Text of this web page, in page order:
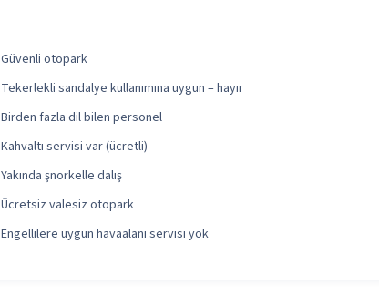
Güvenli otopark
Tekerlekli sandalye kullanımına uygun – hayır
Birden fazla dil bilen personel
Kahvaltı servisi var (ücretli)
Yakında şnorkelle dalış
Ücretsiz valesiz otopark
Engellilere uygun havaalanı servisi yok